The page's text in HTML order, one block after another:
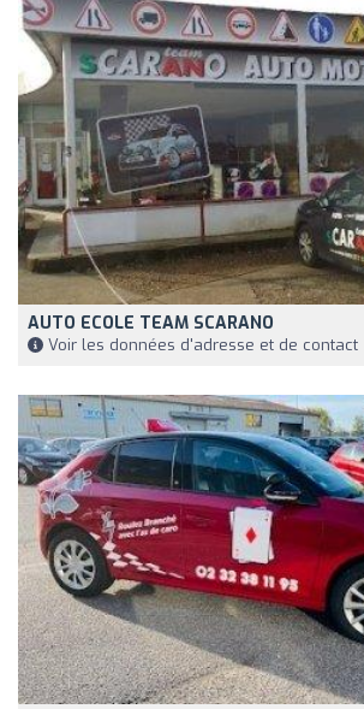
AUTO ECOLE TEAM SCARANO
Voir les données d'adresse et de contact